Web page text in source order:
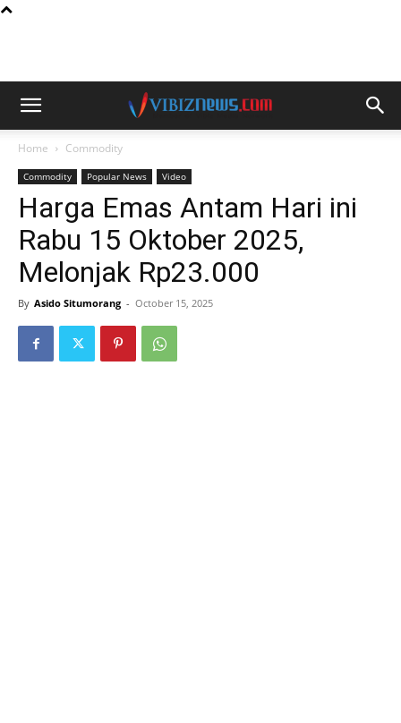
Home Commodity
Commodity Popular News Video
Harga Emas Antam Hari ini
Rabu 15 Oktober 2025,
Melonjak Rp23.000
By Asido Situmorang - October 15, 2025